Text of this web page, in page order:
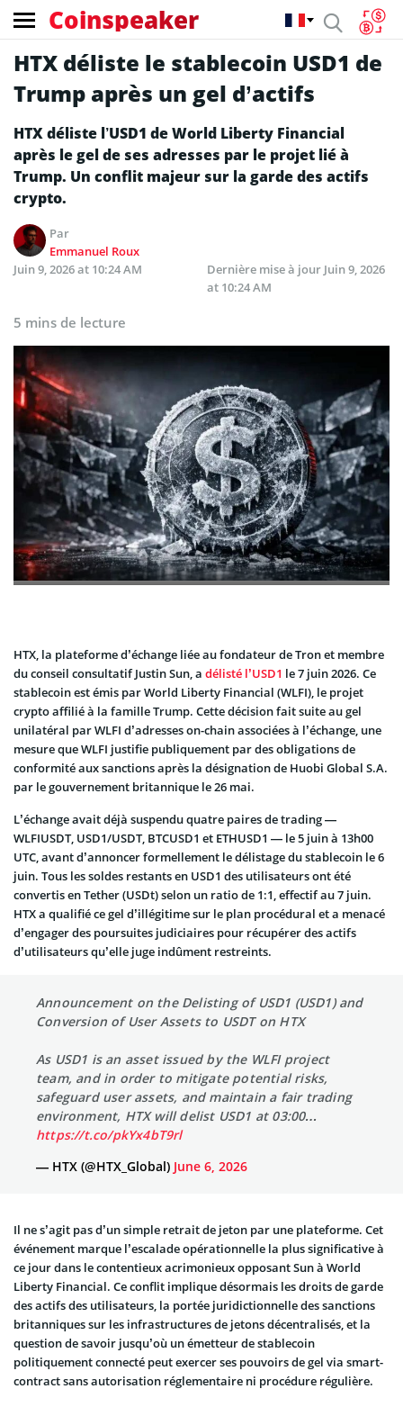
Coinspeaker
HTX déliste le stablecoin USD1 de
Trump après un gel d’actifs
HTX déliste l’USD1 de World Liberty Financial
après le gel de ses adresses par le projet lié à
Trump. Un conflit majeur sur la garde des actifs
crypto.
Par
Emmanuel Roux
Juin 9, 2026 at 10:24 AM
Dernière mise à jour Juin 9, 2026
at 10:24 AM
5 mins de lecture
HTX, la plateforme d’échange liée au fondateur de Tron et membre
du conseil consultatif Justin Sun, a délisté l’USD1 le 7 juin 2026. Ce
stablecoin est émis par World Liberty Financial (WLFI), le projet
crypto affilié à la famille Trump. Cette décision fait suite au gel
unilatéral par WLFI d’adresses on-chain associées à l’échange, une
mesure que WLFI justifie publiquement par des obligations de
conformité aux sanctions après la désignation de Huobi Global S.A.
par le gouvernement britannique le 26 mai.
L’échange avait déjà suspendu quatre paires de trading —
WLFIUSDT, USD1/USDT, BTCUSD1 et ETHUSD1 — le 5 juin à 13h00
UTC, avant d’annoncer formellement le délistage du stablecoin le 6
juin. Tous les soldes restants en USD1 des utilisateurs ont été
convertis en Tether (USDt) selon un ratio de 1:1, effectif au 7 juin.
HTX a qualifié ce gel d’illégitime sur le plan procédural et a menacé
d’engager des poursuites judiciaires pour récupérer des actifs
d’utilisateurs qu’elle juge indûment restreints.
Announcement on the Delisting of USD1 (USD1) and
Conversion of User Assets to USDT on HTX
As USD1 is an asset issued by the WLFI project
team, and in order to mitigate potential risks,
safeguard user assets, and maintain a fair trading
environment, HTX will delist USD1 at 03:00…
https://t.co/pkYx4bT9rl
— HTX (@HTX_Global) June 6, 2026
Il ne s’agit pas d’un simple retrait de jeton par une plateforme. Cet
événement marque l’escalade opérationnelle la plus significative à
ce jour dans le contentieux acrimonieux opposant Sun à World
Liberty Financial. Ce conflit implique désormais les droits de garde
des actifs des utilisateurs, la portée juridictionnelle des sanctions
britanniques sur les infrastructures de jetons décentralisés, et la
question de savoir jusqu’où un émetteur de stablecoin
politiquement connecté peut exercer ses pouvoirs de gel via smart-
contract sans autorisation réglementaire ni procédure régulière.